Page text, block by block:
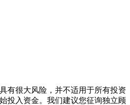
有很大风险，并不适用于所有投资
投入资金。我们建议您征询独立顾